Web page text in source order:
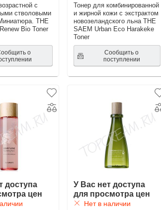
с
стволовыми
THE
Bio Toner
о
Тонер для комбинированной
и жирной кожи с экстрактом
новозеландского льна THE
SAEM Urban Eco Harakeke
Toner
Сообщить о
поступлении
доступа
цен
У Вас нет доступа
для просмотра цен
Нет в наличии